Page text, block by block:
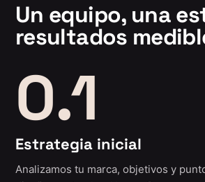
Un equipo, una
resultados
0.1
Estrategia inicial
Analizamos tu marca, objetivos y